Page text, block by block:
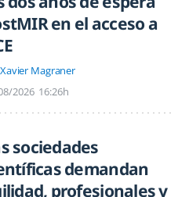
en el acceso a
Xavier Magraner
2026 16:26h
sociedades
demandan
profesionales y